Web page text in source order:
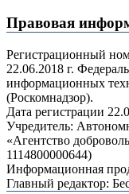
Правовая
Регистрационный
22.06.2018 г.
информационных
(Роскомнадзор).
Дата регистрации
Учредитель:
«Агентство
1114800000644)
Информационная
Главный редактор: